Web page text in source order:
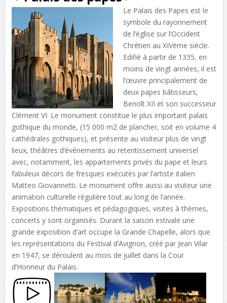
Le Palais des Papes est le
symbole du rayonnement
de l’église sur l’Occident
Chrétien au XIVème siècle.
Edifié à partir de 1335, en
moins de vingt années, il est
l’œuvre principalement de
deux papes bâtisseurs,
Benoît XII et son successeur
Clément VI. Le monument constitue le plus important palais
gothique du monde, (15 000 m2 de plancher, soit en volume 4
cathédrales gothiques), et présente au visiteur plus de vingt
lieux, théâtres d’événements au retentissement universel
avec, notamment, les appartements privés du pape et leurs
fabuleux décors de fresques exécutés par l’artiste italien
Matteo Giovannetti. Le monument offre aussi au visiteur une
animation culturelle régulière tout au long de l’année.
Expositions thématiques et pédagogiques, visites à thèmes,
concerts y sont organisés. Durant la saison estivale une
grande exposition d’art occupe la Grande Chapelle, alors que
les représentations du Festival d’Avignon, créé par Jean Vilar
en 1947, se déroulent au mois de juillet dans la Cour
d’Honneur du Palais.